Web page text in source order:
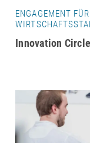
ENGAGEMENT
Innovation